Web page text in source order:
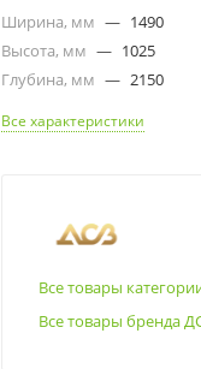
Ширина, мм — 1490
Высота, мм — 1025
Глубина, мм — 2150
Все характеристики
Все товары
Все товары бренда